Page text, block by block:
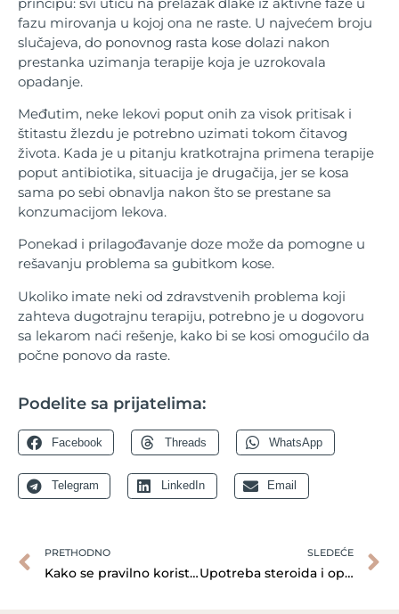
fazu mirovanja u kojoj ona ne raste. U najvećem broju
slučajeva, do ponovnog rasta kose dolazi nakon
prestanka uzimanja terapije koja je uzrokovala
opadanje.
Međutim, neke lekovi poput onih za visok pritisak i
štitastu žlezdu je potrebno uzimati tokom čitavog
života. Kada je u pitanju kratkotrajna primena terapije
poput antibiotika, situacija je drugačija, jer se kosa
sama po sebi obnavlja nakon što se prestane sa
konzumacijom lekova.
Ponekad i prilagođavanje doze može da pomogne u
rešavanju problema sa gubitkom kose.
Ukoliko imate neki od zdravstvenih problema koji
zahteva dugotrajnu terapiju, potrebno je u dogovoru
sa lekarom naći rešenje, kako bi se kosi omogućilo da
počne ponovo da raste.
Podelite sa prijatelima:
Facebook Threads WhatsApp
Telegram LinkedIn Email
PRETHODNO
Kako se pravilno koristi minoksidil?
SLEDEĆE
Upotreba steroida i opadanje kose